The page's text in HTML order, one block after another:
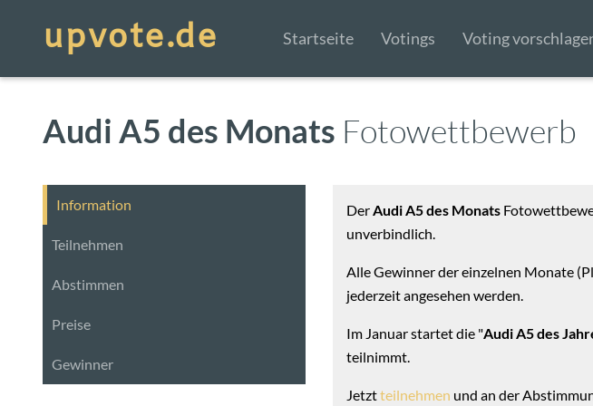
Startseite Votings Voting
Audi A5 des Monats Fotowettbewerb
Information
Teilnehmen
Abstimmen
Preise
Gewinner
DerAudi A5 des Monats
unverbindlich.
Alle Gewinner der einzelnen Monate
jederzeit angesehen werden.
Im Januar startet die "Audi A5 des
teilnimmt.
Jetztteilnehmen und an der